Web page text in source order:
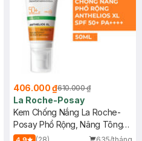
406.000 ₫610.000 ₫
La Roche-Posay
Kem Chống Nắng La Roche-
Posay Phổ Rộng, Nâng Tông
Kiềm Dầu 50ml